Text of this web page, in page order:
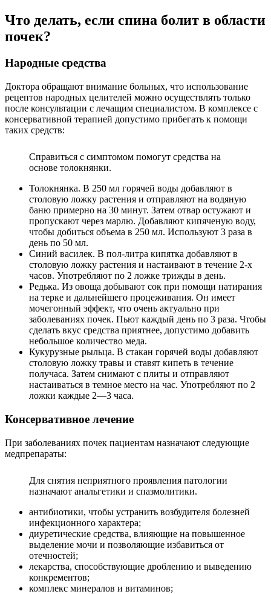
Что делать, если спина болит в области
почек?
Народные средства
Доктора обращают внимание больных, что использование
рецептов народных целителей можно осуществлять только
после консультации с лечащим специалистом. В комплексе с
консервативной терапией допустимо прибегать к помощи
таких средств:
Справиться с симптомом помогут средства на
основе толокнянки.
Толокнянка. В 250 мл горячей воды добавляют в
столовую ложку растения и отправляют на водяную
баню примерно на 30 минут. Затем отвар остужают и
пропускают через марлю. Добавляют кипяченую воду,
чтобы добиться объема в 250 мл. Используют 3 раза в
день по 50 мл.
Синий василек. В пол-литра кипятка добавляют в
столовую ложку растения и настаивают в течение 2-х
часов. Употребляют по 2 ложке трижды в день.
Редька. Из овоща добывают сок при помощи натирания
на терке и дальнейшего процеживания. Он имеет
мочегонный эффект, что очень актуально при
заболеваниях почек. Пьют каждый день по 3 раза. Чтобы
сделать вкус средства приятнее, допустимо добавить
небольшое количество меда.
Кукурузные рыльца. В стакан горячей воды добавляют
столовую ложку травы и ставят кипеть в течение
получаса. Затем снимают с плиты и отправляют
настаиваться в темное место на час. Употребляют по 2
ложки каждые 2—3 часа.
Консервативное лечение
При заболеваниях почек пациентам назначают следующие
медпрепараты:
Для снятия неприятного проявления патологии
назначают анальгетики и спазмолитики.
антибиотики, чтобы устранить возбудителя болезней
инфекционного характера;
диуретические средства, влияющие на повышенное
выделение мочи и позволяющие избавиться от
отечностей;
лекарства, способствующие дроблению и выведению
конкрементов;
комплекс минералов и витаминов;